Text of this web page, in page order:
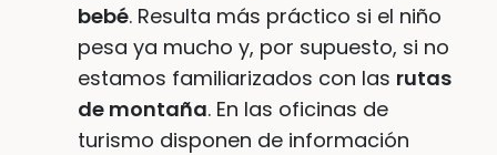
bebé. Resulta más práctico si el niño
pesa ya mucho y, por supuesto, si no
estamos familiarizados con las rutas
de montaña. En las oficinas de
turismo disponen de información